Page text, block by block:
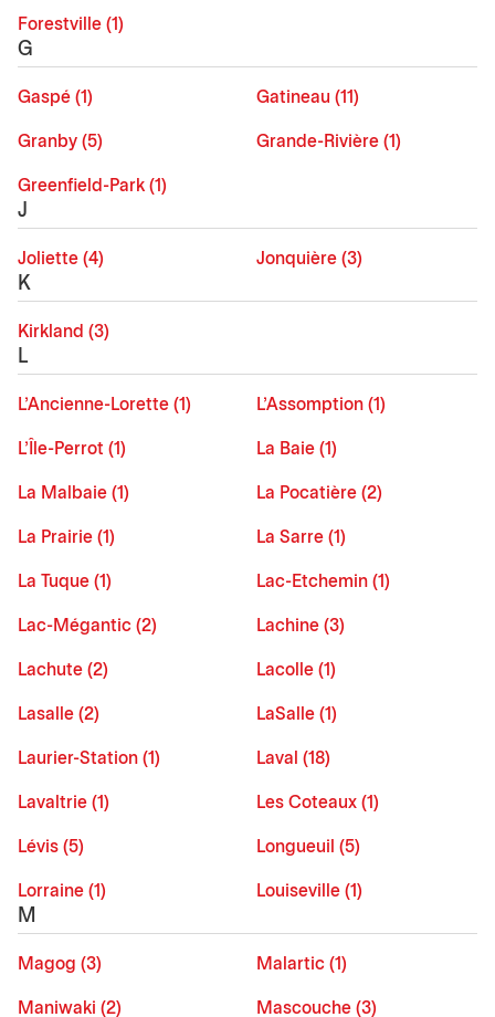
Forestville (1)
G
Gaspé (1) Gatineau (11)
Granby (5) Grande-Rivière (1)
Greenfield-Park (1)
J
Joliette (4) Jonquière (3)
K
Kirkland (3)
L
L'Ancienne-Lorette (1) L'Assomption (1)
L'Île-Perrot (1) La Baie (1)
La Malbaie (1) La Pocatière (2)
La Prairie (1) La Sarre (1)
La Tuque (1) Lac-Etchemin (1)
Lac-Mégantic (2) Lachine (3)
Lachute (2) Lacolle (1)
Lasalle (2) LaSalle (1)
Laurier-Station (1) Laval (18)
Lavaltrie (1) Les Coteaux (1)
Lévis (5) Longueuil (5)
Lorraine (1) Louiseville (1)
M
Magog (3) Malartic (1)
Maniwaki (2) Mascouche (3)